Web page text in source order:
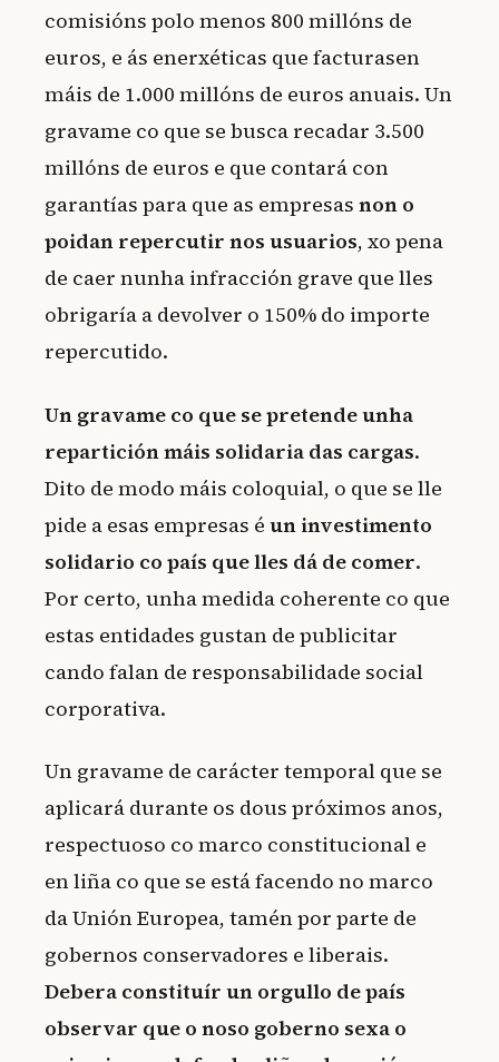
comisións polo menos 800 millóns de
euros, e ás enerxéticas que facturasen
máis de 1.000 millóns de euros anuais. Un
gravame co que se busca recadar 3.500
millóns de euros e que contará con
garantías para que as empresas non o
poidan repercutir nos usuarios, xo pena
de caer nunha infracción grave que lles
obrigaría a devolver o 150% do importe
repercutido.
Un gravame co que se pretende unha
repartición máis solidaria das cargas.
Dito de modo máis coloquial, o que se lle
pide a esas empresas é un investimento
solidario co país que lles dá de comer.
Por certo, unha medida coherente co que
estas entidades gustan de publicitar
cando falan de responsabilidade social
corporativa.
Un gravame de carácter temporal que se
aplicará durante os dous próximos anos,
respectuoso co marco constitucional e
en liña co que se está facendo no marco
da Unión Europea, tamén por parte de
gobernos conservadores e liberais.
Debera constituír un orgullo de país
observar que o noso goberno sexa o